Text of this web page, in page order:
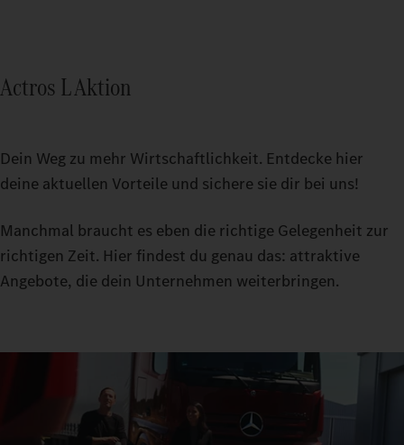
Actros L Aktion
Dein Weg zu mehr Wirtschaftlichkeit. Entdecke hier
deine aktuellen Vorteile und sichere sie dir bei uns!
Manchmal braucht es eben die richtige Gelegenheit zur
richtigen Zeit. Hier findest du genau das: attraktive
Angebote, die dein Unternehmen weiterbringen.